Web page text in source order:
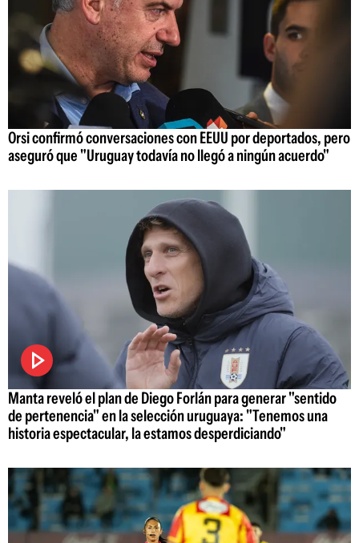
Orsi confirmó conversaciones con EEUU por deportados, pero
aseguró que "Uruguay todavía no llegó a ningún acuerdo"
Manta reveló el plan de Diego Forlán para generar "sentido
de pertenencia" en la selección uruguaya: "Tenemos una
historia espectacular, la estamos desperdiciando"